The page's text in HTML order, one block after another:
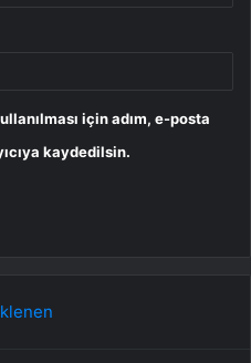
için adım, e-posta
kaydedilsin.